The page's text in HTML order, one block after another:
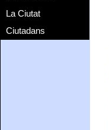
La Ciutat
Ciutadans